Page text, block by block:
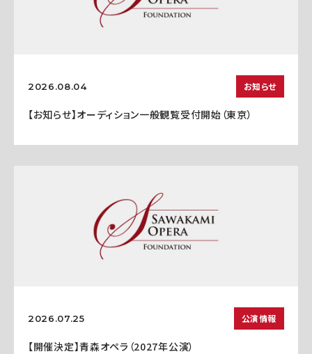
2026.08.04 お知らせ
【お知らせ】オーディション一般観覧受付開始（東京）
2026.07.25 公演情報
【開催決定】青森オペラ（2027年公演）